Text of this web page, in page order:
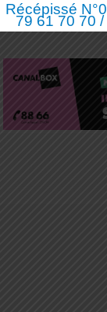
Récépissé
79 61 70 70